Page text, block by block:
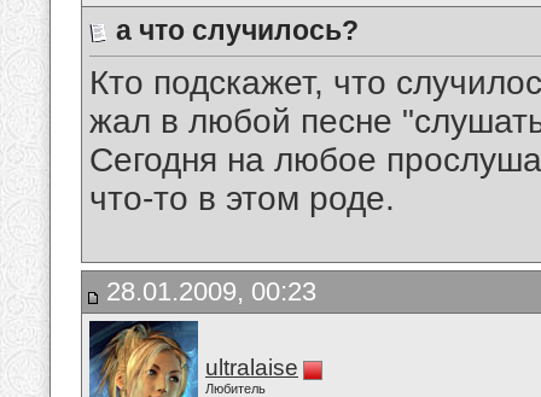
а что случилось?
Кто подскажет, что
жал в любой песне
Сегодня на любое
что-то в этом роде.
28.01.2009, 00:23
ultralaise
Любитель